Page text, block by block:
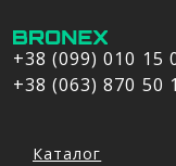
+38 (099) 010 15
+38 (063) 870 50
Каталог